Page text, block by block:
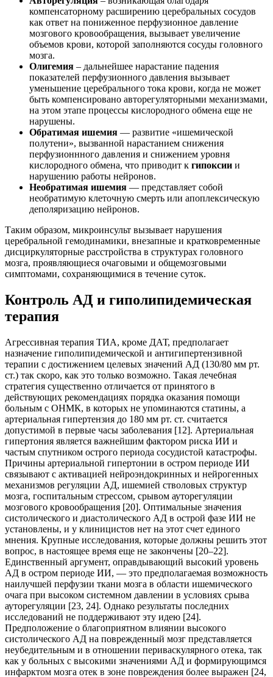
компенсаторному расширению церебральных сосудов
как ответ на пониженное перфузионное давление
мозгового кровообращения, вызывает увеличение
объемов крови, которой заполняются сосуды головного
мозга.
Олигемия – дальнейшее нарастание падения
показателей перфузионного давления вызывает
уменьшение церебрального тока крови, когда не может
быть компенсировано авторегуляторными механизмами,
на этом этапе процессы кислородного обмена еще не
нарушены.
Обратимая ишемия — развитие «ишемической
полутени», вызванной нарастанием снижения
перфузионнного давления и снижением уровня
кислородного обмена, что приводит к гипоксии и
нарушению работы нейронов.
Необратимая ишемия — представляет собой
необратимую клеточную смерть или апоплексическую
деполяризацию нейронов.
Таким образом, микроинсульт вызывает нарушения
церебральной гемодинамики, внезапные и кратковременные
дисциркуляторные расстройства в структурах головного
мозга, проявляющиеся очаговыми и общемозговыми
симптомами, сохраняющимися в течение суток.
Контроль АД и гиполипидемическая
терапия
Агрессивная терапия ТИА, кроме ДАТ, предполагает
назначение гиполипидемической и антигипертензивной
терапии с достижением целевых значений АД (130/80 мм рт.
ст.) так скоро, как это только возможно. Такая лечебная
стратегия существенно отличается от принятого в
действующих рекомендациях порядка оказания помощи
больным с ОНМК, в которых не упоминаются статины, а
артериальная гипертензия до 180 мм рт. ст. считается
допустимой в первые часы заболевания [12]. Артериальная
гипертония является важнейшим фактором риска ИИ и
частым спутником острого периода сосудистой катастрофы.
Причины артериальной гипертонии в остром периоде ИИ
связывают с активацией нейроэндокринных и нейрогенных
механизмов регуляции АД, ишемией стволовых структур
мозга, госпитальным стрессом, срывом ауторегуляции
мозгового кровообращения [20]. Оптимальные значения
систолического и диастолического АД в острой фазе ИИ не
установлены, и у клиницистов нет на этот счет единого
мнения. Крупные исследования, которые должны решить этот
вопрос, в настоящее время еще не закончены [20–22].
Единственный аргумент, оправдывающий высокий уровень
АД в остром периоде ИИ, — это предполагаемая возможность
наилучшей перфузии ткани мозга в области ишемического
очага при высоком системном давлении в условиях срыва
ауторегуляции [23, 24]. Однако результаты последних
исследований не поддерживают эту идею [24].
Предположение о благоприятном влиянии высокого
систолического АД на поврежденный мозг представляется
неубедительным и в отношении периваскулярного отека, так
как у больных с высокими значениями АД и формирующимся
инфарктом мозга отек в зоне повреждения более выражен [24,